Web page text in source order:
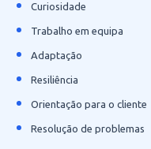
Curiosidade
Trabalho em equipa
Adaptação
Resiliência
Orientação para o cliente
Resolução de problemas